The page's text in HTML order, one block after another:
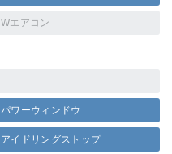
Wエアコン
パワーウィンドウ
アイドリングストップ